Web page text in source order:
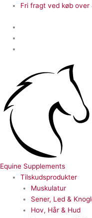
indholdet
Fri fragt ved køb
Equine Supplements
Tilskudsprodukter
Muskulatur
Sener, Led &
Hov, Hår & Hud
Pulmo
antal